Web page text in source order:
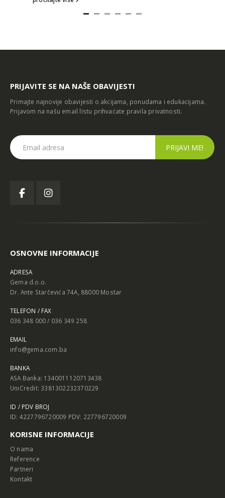
PRIJAVITE SE NA NAŠE OBAVIJESTI
Primajte najnovije obavijesti o akcijama, ponudama i edukacijama.
Prijavom na našu email listu prihvaćate pravila privatnosti.
OSNOVNE INFORMACIJE
ADRESA
Gema d.o.o.
Dr. Ante Starčevića 74A, 88000 Mostar
TELEFON / FAX
036 348 000 / 036 349 258
EMAIL
info@gema.com.ba
BANKA
ASA Banka: 1340011120713438
UniCredit: 3381302232370229
ID / PDV BROJ
ID: 4227796720009 PDV: 227796720009
KORISNE INFORMACIJE
O nama
Reference
Partneri
Kontakt